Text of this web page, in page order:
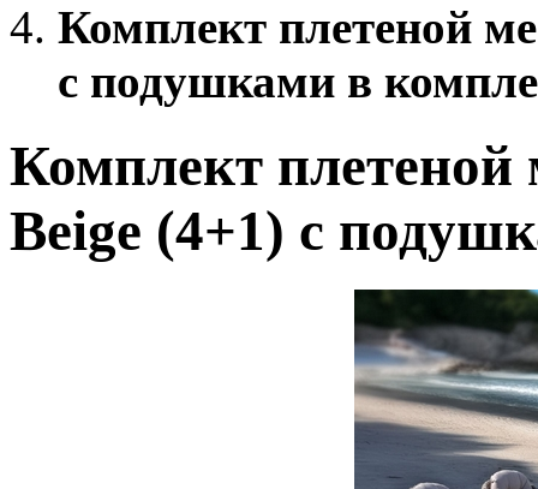
Комплект плетеной
с подушками в
Комплект плетеной
Beige (4+1) с